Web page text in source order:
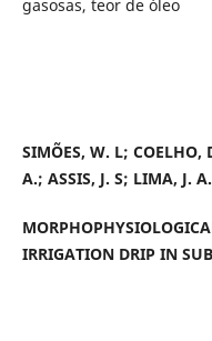
gasosas, teor de óleo
SIMÕES, W. L;
A.; ASSIS, J. S; LIMA, J. A.
IRRIGATION DRIP IN